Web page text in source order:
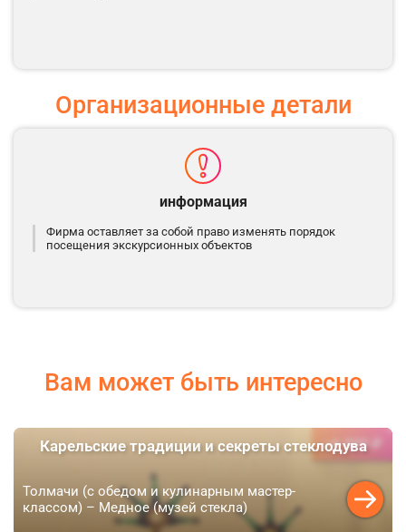
Организационные детали
информация
Фирма оставляет за собой право изменять порядок
посещения экскурсионных объектов
Вам может быть интересно
от6 900 ₽
Карельские традиции и секреты стеклодува
Толмачи (с обедом и кулинарным мастер-
классом) – Медное (музей стекла)